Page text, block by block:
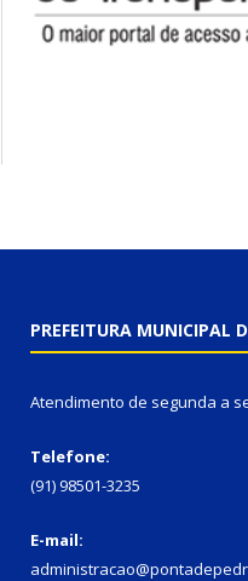
PREFEITURA MUNICIPAL
Atendimento de segunda a
Telefone:
(91) 98501-3235
E-mail: